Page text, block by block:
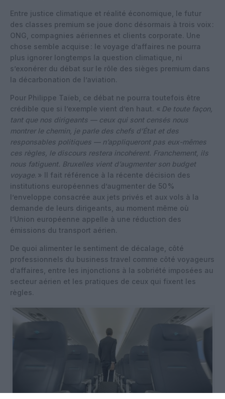
Entre justice climatique et réalité économique, le futur
des classes premium se joue donc désormais à trois voix :
ONG, compagnies aériennes et clients corporate. Une
chose semble acquise : le voyage d’affaires ne pourra
plus ignorer longtemps la question climatique, ni
s’exonérer du débat sur le rôle des sièges premium dans
la décarbonation de l’aviation.
Pour Philippe Taïeb, ce débat ne pourra toutefois être
crédible que si l’exemple vient d’en haut. « De toute façon,
tant que nos dirigeants — ceux qui sont censés nous
montrer le chemin, je parle des chefs d’État et des
responsables politiques — n’appliqueront pas eux-mêmes
ces règles, le discours restera incohérent. Franchement, ils
nous fatiguent. Bruxelles vient d’augmenter son budget
voyage. » Il fait référence à la récente décision des
institutions européennes d’augmenter de 50 %
l’enveloppe consacrée aux jets privés et aux vols à la
demande de leurs dirigeants, au moment même où
l’Union européenne appelle à une réduction des
émissions du transport aérien.
De quoi alimenter le sentiment de décalage, côté
professionnels du business travel comme côté voyageurs
d’affaires, entre les injonctions à la sobriété imposées au
secteur aérien et les pratiques de ceux qui fixent les
règles.